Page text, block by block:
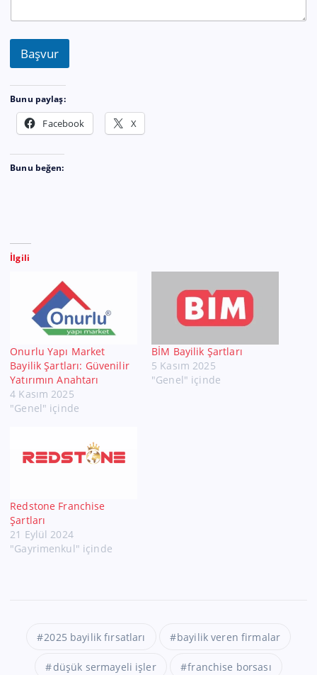
Başvur
Bunu paylaş:
Facebook X
Bunu beğen:
İlgili
Onurlu Yapı Market
Bayilik Şartları: Güvenilir
Yatırımın Anahtarı
4 Kasım 2025
"Genel" içinde
BİM Bayilik Şartları
5 Kasım 2025
"Genel" içinde
Redstone Franchise
Şartları
21 Eylül 2024
"Gayrimenkul" içinde
2025 bayilik fırsatları bayilik veren firmalar
düşük sermayeli işler franchise borsası